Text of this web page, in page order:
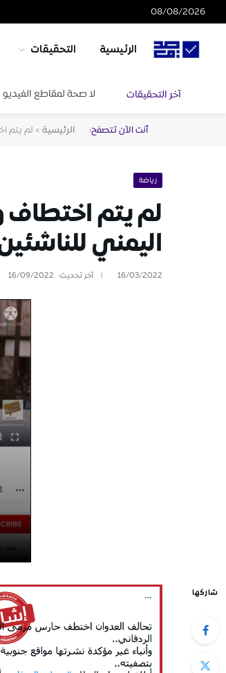
08/08/2026
الرئيسية التحقيقات
آخر التحقيقات لا صحة لمقاطع
أنت الآن تتصفح: الرئيسية» لم يتم
رياضة
لم يتم اختطاف
اليمني
16/03/2022 آخر تحديث: 16/09/2022
شاركها